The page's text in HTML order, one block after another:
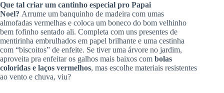
Que tal criar um cantinho especial pro Papai
Noel? Arrume um banquinho de madeira com umas
almofadas vermelhas e coloca um boneco do bom velhinho
bem fofinho sentado ali. Completa com uns presentes de
mentirinha embrulhados em papel brilhante e uma cestinha
com “biscoitos” de enfeite. Se tiver uma árvore no jardim,
aproveita pra enfeitar os galhos mais baixos com bolas
coloridas e laços vermelhos, mas escolhe materiais resistentes
ao vento e chuva, viu?